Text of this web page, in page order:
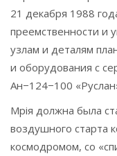
21 декабря 1988
преемственности и
узлам и деталям
и оборудования с
Ан−124−100
Мрiя должна была
воздушного старта
космодромом, со